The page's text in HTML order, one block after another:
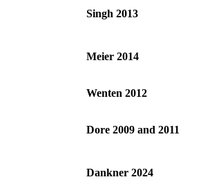
Singh 2013
Meier 2014
Wenten 2012
Dore 2009 and 2011
Dankner 2024